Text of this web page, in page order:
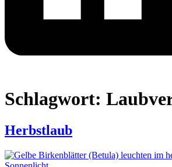
Schlagwort:
Herbstlaub